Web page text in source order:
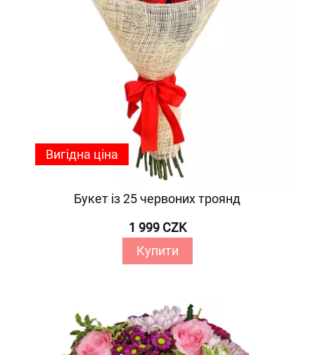
Букет із 25 червоних троянд
1 999 CZK
Купити
Вигідна ціна